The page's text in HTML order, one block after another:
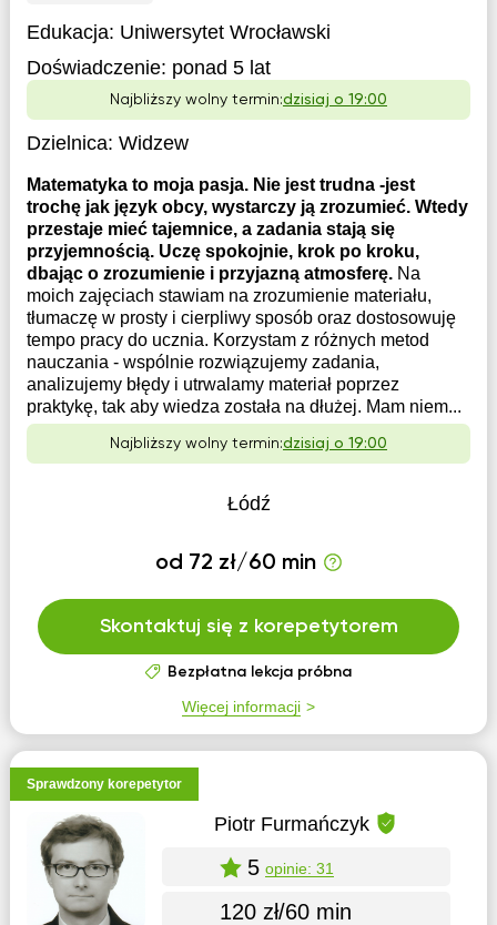
Edukacja: Uniwersytet Wrocławski
Doświadczenie: ponad 5 lat
Najbliższy wolny termin:dzisiaj o 19:00
Dzielnica: Widzew
Matematyka to moja pasja. Nie jest trudna -jest
trochę jak język obcy, wystarczy ją zrozumieć. Wtedy
przestaje mieć tajemnice, a zadania stają się
przyjemnością. Uczę spokojnie, krok po kroku,
dbając o zrozumienie i przyjazną atmosferę. Na
moich zajęciach stawiam na zrozumienie materiału,
tłumaczę w prosty i cierpliwy sposób oraz dostosowuję
tempo pracy do ucznia. Korzystam z różnych metod
nauczania - wspólnie rozwiązujemy zadania,
analizujemy błędy i utrwalamy materiał poprzez
praktykę, tak aby wiedza została na dłużej. Mam niem...
Najbliższy wolny termin:dzisiaj o 19:00
Łódź
od 72 zł/60 min
Skontaktuj się z korepetytorem
Bezpłatna lekcja próbna
Więcej informacji
Sprawdzony korepetytor
Piotr Furmańczyk
5 opinie: 31
120 zł/60 min